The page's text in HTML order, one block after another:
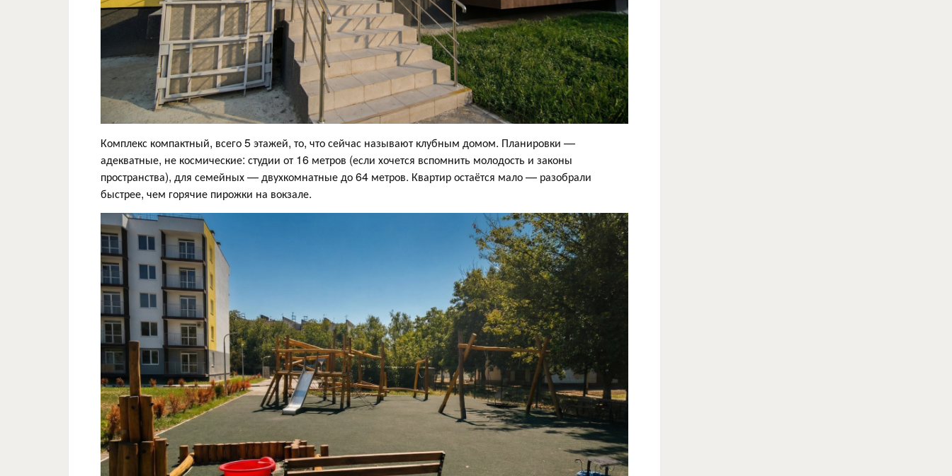
Комплекс компактный, всего 5 этажей, то, что сейчас называют клубным домом. Планировки —
адекватные, не космические: студии от 16 метров (если хочется вспомнить молодость и законы
пространства), для семейных — двухкомнатные до 64 метров. Квартир остаётся мало — разобрали
быстрее, чем горячие пирожки на вокзале.